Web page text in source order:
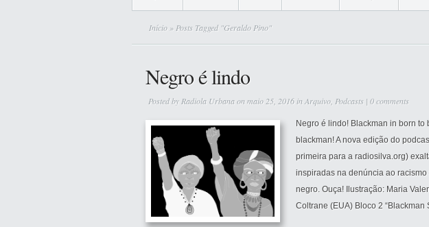
Início » Posts Tagged "Geraldo Pino"
Negro é lindo
Posted by Radiola Urbanaon maio 25, 2016 inArquivo Podcasts | 0 comments
Negro é lindo! Blackman in born to
blackman! A nova edição do
primeira para a radiosilva.org)
inspiradas na denúncia ao
negro. Ouça! Ilustração: Maria
Coltrane (EUA) Bloco 2 “Blackman